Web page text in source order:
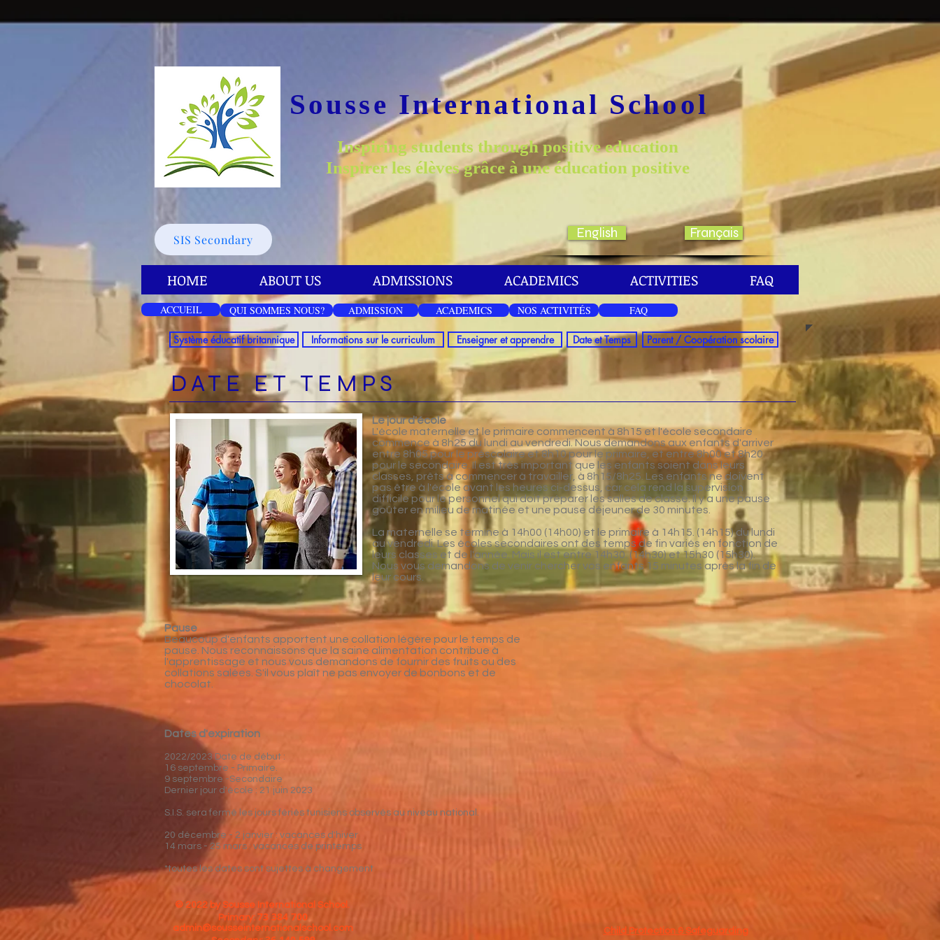
Sousse International School
Inspiring students through positive education
Inspirer les élèves grâce à une éducation positive
SIS Secondary English Français
ACCUEIL FAQ
QUI SOMMES NOUS? NOS ACTIVITÉS
ACADEMICS
ADMISSION
Système éducatif britannique Informations sur le curriculum Enseigner et apprendre Date et Temps Parent / Coopération scolaire
DATE ET TEMPS
Le jour d'école
L'école maternelle et le primaire commencent à 8h15 et l'école secondaire
commence à 8h25 du lundi au vendredi. Nous demandons aux enfants d'arriver
entre 8h05 pour le préscolaire et 8h10 pour le primaire, et entre 8h00 et 8h20
pour le secondaire. Il est très important que les enfants soient dans leurs
classes, prêts à commencer à travailler, à 8h15/8h25. Les enfants ne doivent
pas être à l'école avant les heures ci-dessus, car cela rend la supervision
difficile pour le personnel qui doit préparer les salles de classe. Il y a une pause
goûter en milieu de matinée et une pause déjeuner de 30 minutes.
La maternelle se termine à 14h00 (14h00) et le primaire à 14h15. (14h15) du lundi
au vendredi. Les écoles secondaires ont des temps de fin variés en fonction de
leurs classes et de l'année. Mais il est entre 14h30. (14h30) et 15h30 (15h30).
Nous vous demandons de venir chercher vos enfants 15 minutes après la fin de
leur cours.
Pause
Beaucoup d'enfants apportent une collation légère pour le temps de
pause. Nous reconnaissons que la saine alimentation contribue à
l'apprentissage et nous vous demandons de fournir des fruits ou des
collations salées. S'il vous plaît ne pas envoyer de bonbons et de
chocolat.
Dates d'expiration
2022/2023 Date de début :
16 septembre - Primaire.
9 septembre -Secondaire
Dernier jour d'école : 21 juin 2023
S.I.S. sera fermé les jours fériés tunisiens observés au niveau national.
20 décembre - 2 janvier : vacances d'hiver
14 mars - 25 mars : vacances de printemps
*toutes les dates sont sujettes à changement
HOME ABOUT US ADMISSIONS ACADEMICS ACTIVITIES FAQ
© 2022 by Sousse International School.
Primary: 73 384 700
admin@sousseinternationalschool.com
Child Protection & Safeguarding